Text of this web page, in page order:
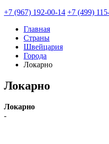
+7 (967) 192-00-14 +7 (499)
Главная
Страны
Швейцария
Города
Локарно
Локарно
Локарно
-